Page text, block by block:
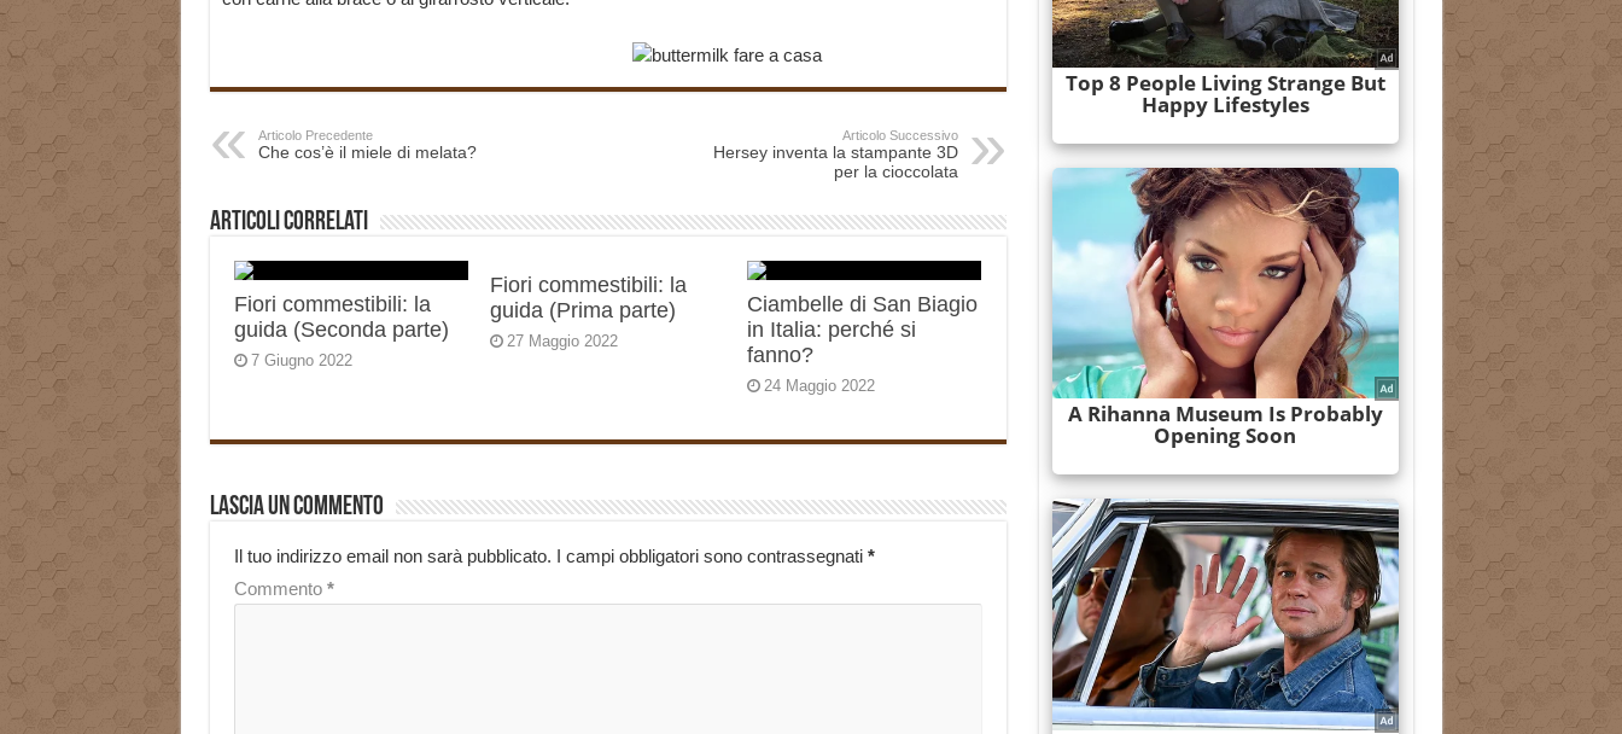
Articolo Precedente
Che cos’è il miele di melata?
Articolo Successivo
Hersey inventa la stampante 3D
per la cioccolata
Articoli correlati
Fiori commestibili: la
guida (Seconda parte)
7 Giugno 2022
Fiori commestibili: la
guida (Prima parte)
27 Maggio 2022
Ciambelle di San Biagio
in Italia: perché si
fanno?
24 Maggio 2022
Lascia un commento
Il tuo indirizzo email non sarà pubblicato. I campi obbligatori sono contrassegnati *
Commento *